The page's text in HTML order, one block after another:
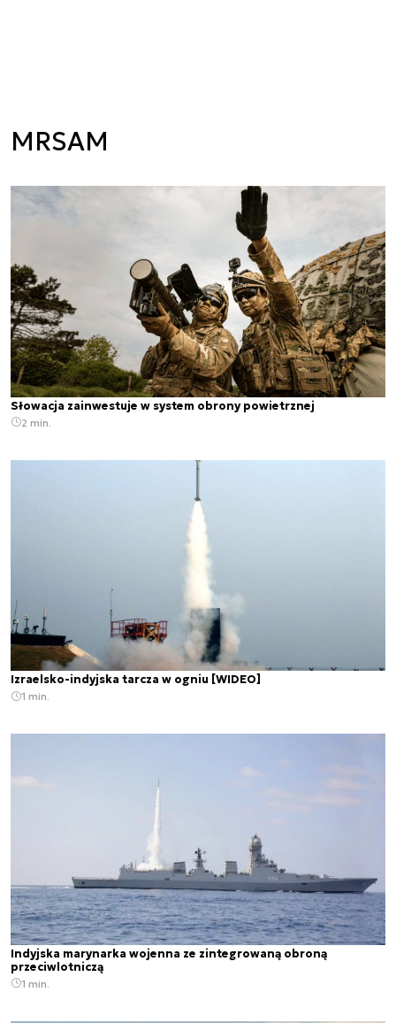
MRSAM
Słowacja zainwestuje w system obrony powietrznej
2 min.
Izraelsko-indyjska tarcza w ogniu [WIDEO]
1 min.
Indyjska marynarka wojenna ze zintegrowaną obroną
przeciwlotniczą
1 min.